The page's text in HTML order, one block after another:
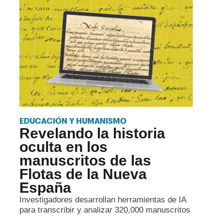
EDUCACIÓN Y HUMANISMO
Revelando la historia
oculta en los
manuscritos de las
Flotas de la Nueva
España
Investigadores desarrollan herramientas de IA
para transcribir y analizar 320,000 manuscritos